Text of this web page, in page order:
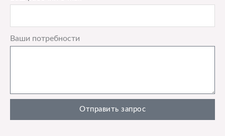
Ваши потребности
Отправить запрос